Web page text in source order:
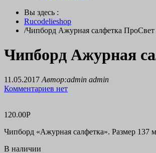
Вы здесь :
Rucodelieshop
/Чипборд Ажурная салфетка ПроСвет
Чипборд Ажурная
11.05.2017 Автор:admin admin
Комментариев нет
120.00Р
Чипборд «Ажурная салфетка». Размер 137
В наличии